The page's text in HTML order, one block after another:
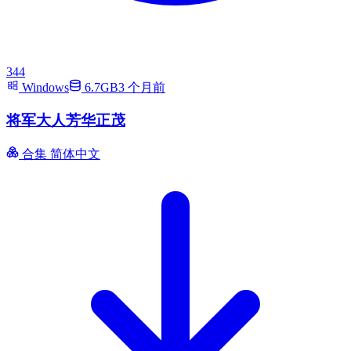
344
Windows
6.7GB3 个月前
将军大人芳华正茂
合集 简体中文